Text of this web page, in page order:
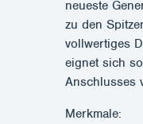
neueste
zu den
vollwertiges
eignet sich
Anschlusses
Merkmale: